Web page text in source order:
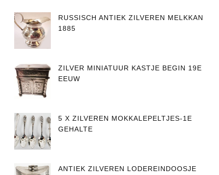
RUSSISCH ANTIEK ZILVEREN MELKKAN
1885
ZILVER MINIATUUR KASTJE BEGIN 19E
EEUW
5 X ZILVEREN MOKKALEPELTJES-1E
GEHALTE
ANTIEK ZILVEREN LODEREINDOOSJE